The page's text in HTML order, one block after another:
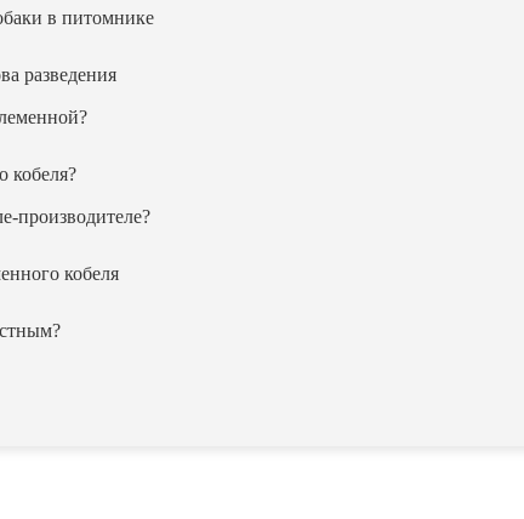
в питомнике
разведения
кобеля?
производителе?
кобеля